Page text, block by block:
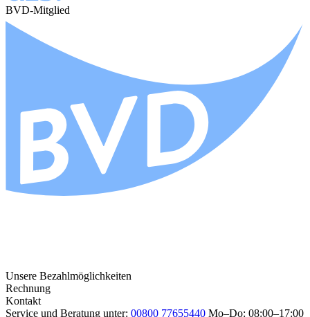
BVD-Mitglied
Unsere Bezahlmöglichkeiten
Rechnung
Kontakt
Service und Beratung unter: 00800 77655440 Mo–Do: 08:00–17:00